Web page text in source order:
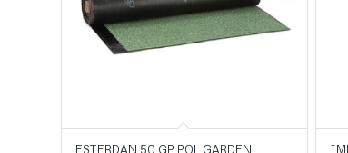
ESTERDAN 50 GP POL GARDEN